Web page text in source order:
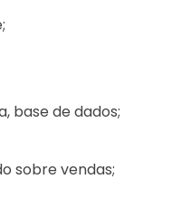
base de dados;
sobre vendas;